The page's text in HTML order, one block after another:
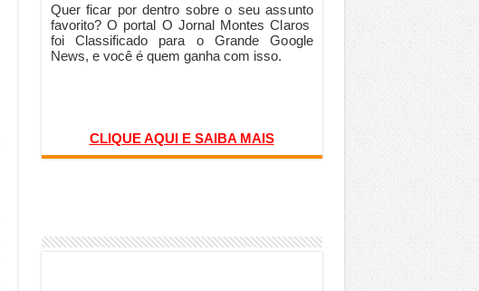
Quer ficar por dentro sobre o seu assunto
favorito? O portal O Jornal Montes Claros
foi Classificado para o Grande Google
News, e você é quem ganha com isso.
CLIQUE AQUI E SAIBA MAIS